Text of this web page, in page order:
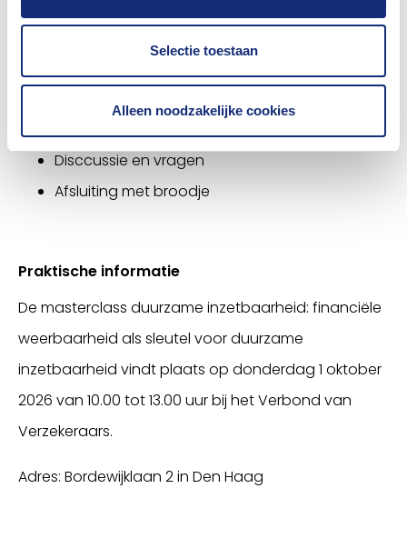
Selectie toestaan
Alleen noodzakelijke cookies
Einde: ca. 13.00 uur inclusief afsluiting met broodje
Disccussie en vragen
Afsluiting met broodje
Praktische informatie
De masterclass duurzame inzetbaarheid: financiële
weerbaarheid als sleutel voor duurzame
inzetbaarheid vindt plaats op donderdag 1 oktober
2026 van 10.00 tot 13.00 uur bij het Verbond van
Verzekeraars.
Adres: Bordewijklaan 2 in Den Haag